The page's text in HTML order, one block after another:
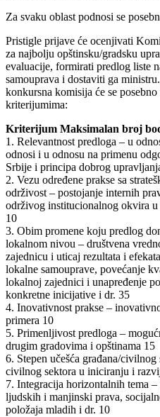
Za svaku oblast podnosi se
Pristigle prijave će ocenjivati
za najbolju opštinsku/gradsku
evaluacije, formirati predlog liste
samouprava i dostaviti ga
konkursna komisija će se
kriterijumima:
Kriterijum Maksimalan broj
1. Relevantnost predloga – u
odnosi i u odnosu na primenu
Srbije i principa dobrog
2. Vezu određene prakse sa
održivost – postojanje internih
održivog institucionalnog okvira
10
3. Obim promene koju predlog
lokalnom nivou – društvena
zajednicu i uticaj rezultata i
lokalne samouprave, povećanje
lokalnoj zajednici i unapređenje
konkretne inicijative i dr. 35
4. Inovativnost prakse –
primera 10
5. Primenljivost predloga –
drugim gradovima i opštinama 15
6. Stepen učešća građana/
civilnog sektora u iniciranju i
7. Integracija horizontalnih tema
ljudskih i manjinski prava,
položaja mladih i dr. 10